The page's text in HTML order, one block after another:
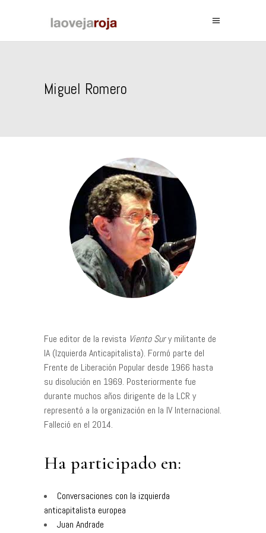
Miguel Romero
Fue editor de la revista Viento Sury militante de
IA (Izquierda Anticapitalista). Formó parte del
Frente de Liberación Popular desde 1966 hasta
su disolución en 1969. Posteriormente fue
durante muchos años dirigente de la LCR y
representó a la organización en la IV Internacional.
Falleció en el 2014.
Ha participado en:
Conversaciones con la izquierda
anticapitalista europea
Juan Andrade